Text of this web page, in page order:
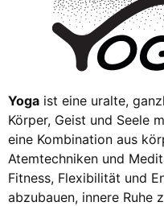
Yoga ist eine uralte,
Körper, Geist und Seele
eine Kombination aus
Atemtechniken und
Fitness, Flexibilität und
abzubauen, innere Ruhe